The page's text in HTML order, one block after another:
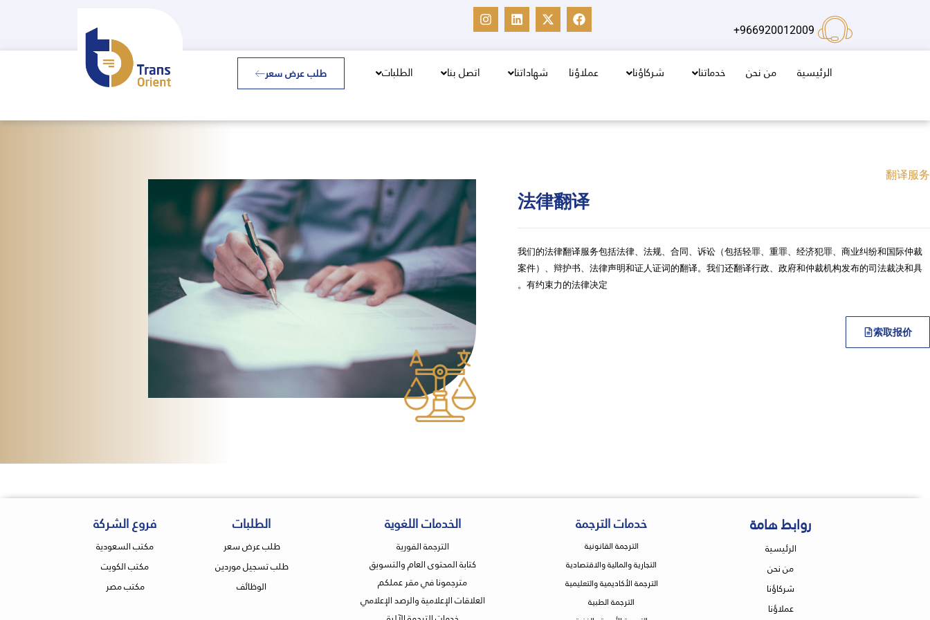
966920012009+
F
a
c
b
o
o
X
-
t
i
t
t
L
i
n
e
d
i
I
n
s
a
g الرئيسية من نحن خدماتنا شركاؤنا عملاؤنا شهاداتنا اتصل بنا الطلبات طلب عرض سعر
翻译服务
法律翻译
我们的法律翻译服务包括法律、法规、合同、诉讼（包括轻罪、重罪、经济犯罪、商业纠纷和国际仲裁
案件）、辩护书、法律声明和证人证词的翻译。我们还翻译行政、政府和仲裁机构发布的司法裁决和具
有约束力的法律决定。
索取报价
روابط هامة
الرئيسية
من نحن
شركاؤنا
عملاؤنا
خدمات الترجمة
الترجمة القانونية
التجارية والمالية والاقتصادية
الترجمة الأكاديمية والتعليمية
الترجمة الطبية
الخدمات اللغوية
الترجمة الفورية
كتابة المحتوى العام والتسويق
مترجمونا في مقر عملكم
العلاقات الإعلامية والرصد الإعلامي
الطلبات
طلب عرض سعر
طلب تسجيل موردين
الوظائف
فروع الشركة
مكتب السعودية
مكتب الكويت
مكتب مصر